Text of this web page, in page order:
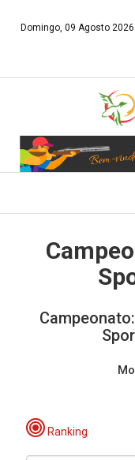
Domingo, 09 Agosto
Ranking